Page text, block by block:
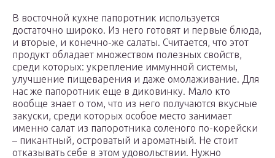
В восточной кухне папоротник используется
достаточно широко. Из него готовят и первые блюда,
и вторые, и конечно-же салаты. Считается, что этот
продукт обладает множеством полезных свойств,
среди которых: укрепление иммунной системы,
улучшение пищеварения и даже омолаживание. Для
нас же папоротник еще в диковинку. Мало кто
вообще знает о том, что из него получаются вкусные
закуски, среди которых особое место занимает
именно салат из папоротника соленого по-корейски
– пикантный, островатый и ароматный. Не стоит
отказывать себе в этом удовольствии. Нужно